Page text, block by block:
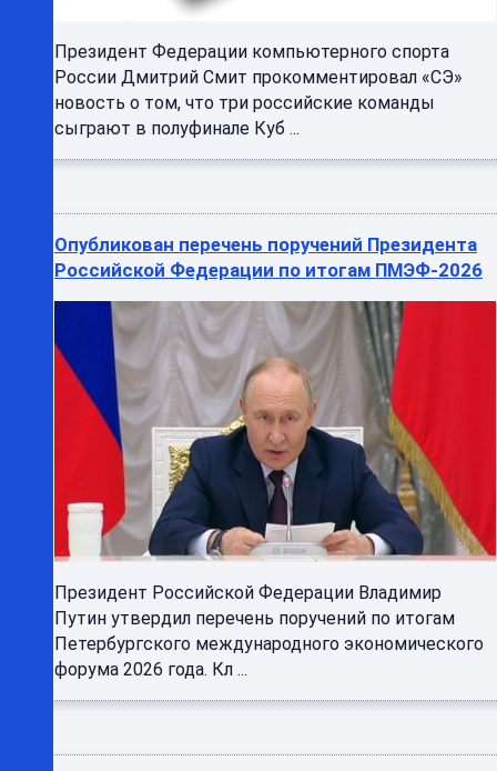
Президент Федерации компьютерного спорта
России Дмитрий Смит прокомментировал «СЭ»
новость о том, что три российские команды
сыграют в полуфинале Куб ...
Опубликован перечень поручений Президента
Российской Федерации по итогам ПМЭФ-2026
Президент Российской Федерации Владимир
Путин утвердил перечень поручений по итогам
Петербургского международного экономического
форума 2026 года. Кл ...